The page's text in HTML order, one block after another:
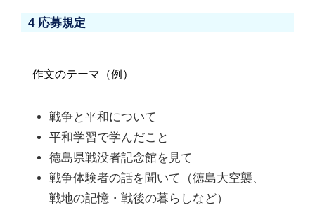
4 応募規定
作文のテーマ（例）
戦争と平和について
平和学習で学んだこと
徳島県戦没者記念館を見て
戦争体験者の話を聞いて（徳島大空襲、
戦地の記憶・戦後の暮らしなど）